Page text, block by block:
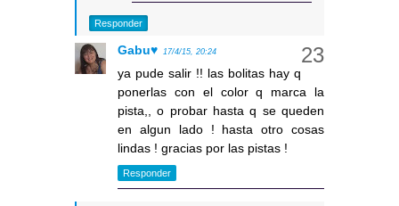
Responder
Gabu♥ 17/4/15, 20:24
ya pude salir !! las bolitas hay q
ponerlas con el color q marca la
pista,, o probar hasta q se queden
en algun lado ! hasta otro cosas
lindas ! gracias por las pistas !
Responder